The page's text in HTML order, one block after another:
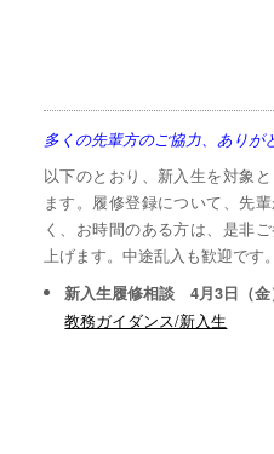
多くの先輩方のご協力、ありが
以下のとおり、新入生を対象
ます。履修登録について、先
く、お時間のある方は、是非
上げます。中途乱入も歓迎です。
新入生履修相談 4月3日（
教務ガイダンス/新入生